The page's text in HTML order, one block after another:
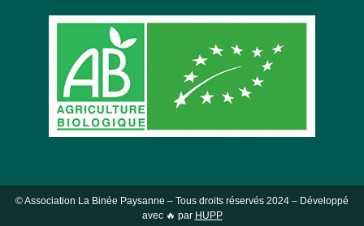
© Association La Binée Paysanne – Tous droits réservés 2024 – Développé
avec 🔥 par HUPP